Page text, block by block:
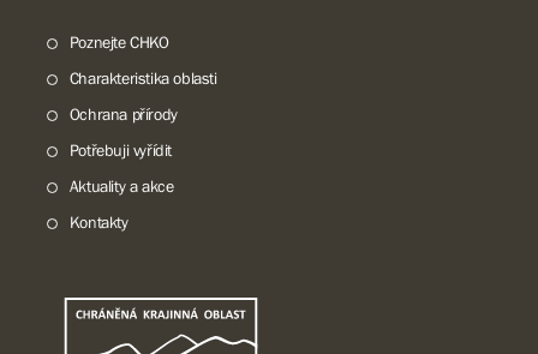
Poznejte CHKO
Charakteristika oblasti
Ochrana přírody
Potřebuji vyřídit
Aktuality a akce
Kontakty